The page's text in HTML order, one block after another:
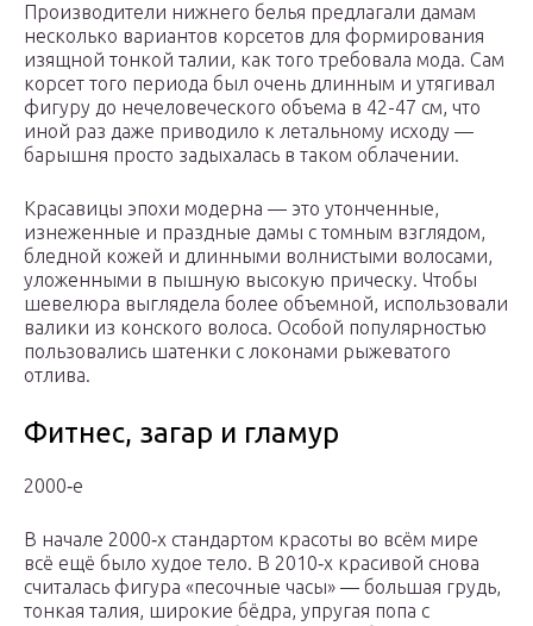
Производители нижнего белья предлагали дамам
несколько вариантов корсетов для формирования
изящной тонкой талии, как того требовала мода. Сам
корсет того периода был очень длинным и утягивал
фигуру до нечеловеческого объема в 42-47 см, что
иной раз даже приводило к летальному исходу —
барышня просто задыхалась в таком облачении.
Красавицы эпохи модерна — это утонченные,
изнеженные и праздные дамы с томным взглядом,
бледной кожей и длинными волнистыми волосами,
уложенными в пышную высокую прическу. Чтобы
шевелюра выглядела более объемной, использовали
валики из конского волоса. Особой популярностью
пользовались шатенки с локонами рыжеватого
отлива.
Фитнес, загар и гламур
2000‑е
В начале 2000‑х стандартом красоты во всём мире
всё ещё было худое тело. В 2010‑х красивой снова
считалась фигура «песочные часы» — большая грудь,
тонкая талия, широкие бёдра, упругая попа с